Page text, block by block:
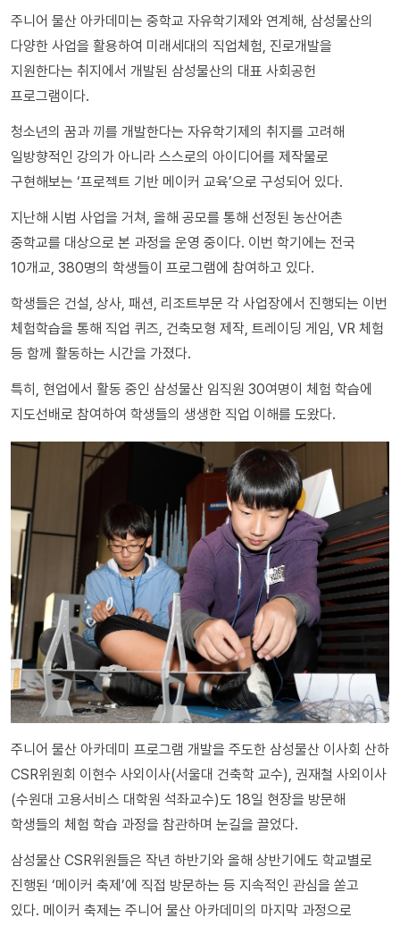
주니어 물산 아카데미는 중학교 자유학기제와 연계해, 삼성물산의
다양한 사업을 활용하여 미래세대의 직업체험, 진로개발을
지원한다는 취지에서 개발된 삼성물산의 대표 사회공헌
프로그램이다.
청소년의 꿈과 끼를 개발한다는 자유학기제의 취지를 고려해
일방향적인 강의가 아니라 스스로의 아이디어를 제작물로
구현해보는 ‘프로젝트 기반 메이커 교육’으로 구성되어 있다.
지난해 시범 사업을 거쳐, 올해 공모를 통해 선정된 농산어촌
중학교를 대상으로 본 과정을 운영 중이다. 이번 학기에는 전국
10개교, 380명의 학생들이 프로그램에 참여하고 있다.
학생들은 건설, 상사, 패션, 리조트부문 각 사업장에서 진행되는 이번
체험학습을 통해 직업 퀴즈, 건축모형 제작, 트레이딩 게임, VR 체험
등 함께 활동하는 시간을 가졌다.
특히, 현업에서 활동 중인 삼성물산 임직원 30여명이 체험 학습에
지도선배로 참여하여 학생들의 생생한 직업 이해를 도왔다.
주니어 물산 아카데미 프로그램 개발을 주도한 삼성물산 이사회 산하
CSR위원회 이현수 사외이사(서울대 건축학 교수), 권재철 사외이사
(수원대 고용서비스 대학원 석좌교수)도 18일 현장을 방문해
학생들의 체험 학습 과정을 참관하며 눈길을 끌었다.
삼성물산 CSR위원들은 작년 하반기와 올해 상반기에도 학교별로
진행된 ‘메이커 축제’에 직접 방문하는 등 지속적인 관심을 쏟고
있다. 메이커 축제는 주니어 물산 아카데미의 마지막 과정으로